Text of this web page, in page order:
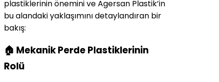
plastiklerinin önemini ve Agersan Plastik’in
bu alandaki yaklaşımını detaylandıran bir
bakış:
🏠 Mekanik Perde Plastiklerinin
Rolü